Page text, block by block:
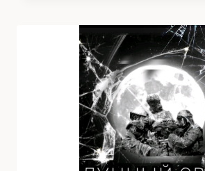
ПРОШЛОЕ
(DMITRY
TSYBIN)